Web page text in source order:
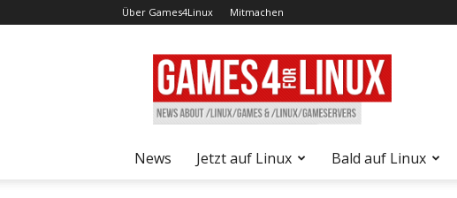
Über Games4Linux Mitmachen
Games4Linux
News Jetzt auf Linux Bald auf Linux